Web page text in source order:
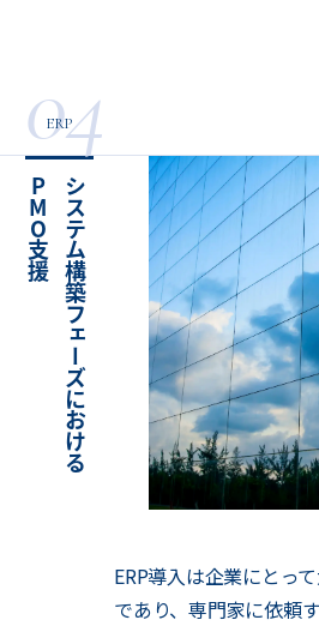
04
ERP
シ
ス
テ
ム
構
築
フ
ェ
ー
ズ
に
お
け
る
P
M
O
支
援
ERP導入は企業にとっ
であり、専門家に依頼